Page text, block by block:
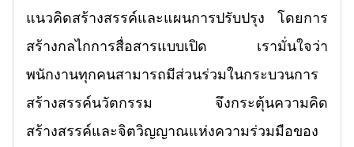
แนวคิดสร้างสรรค์และแผนการปรับปรุง โดยการ
สร้างกลไกการสื่อสารแบบเปิด เรามั่นใจว่า
พนักงานทุกคนสามารถมีส่วนร่วมในกระบวนการ
สร้างสรรค์นวัตกรรม จึงกระตุ้นความคิด
สร้างสรรค์และจิตวิญญาณแห่งความร่วมมือของ